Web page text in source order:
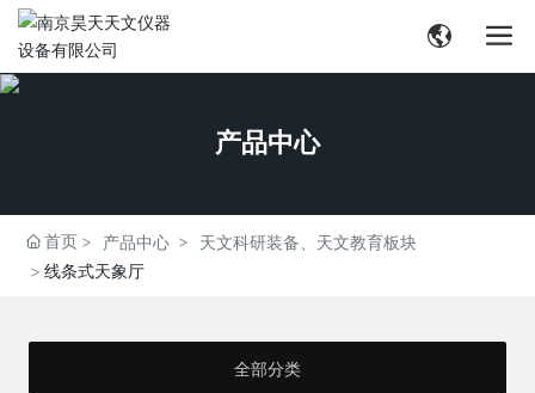
产品中心
首页 产品中心
天文科研装备、天文教育板块
线条式天象厅
全部分类